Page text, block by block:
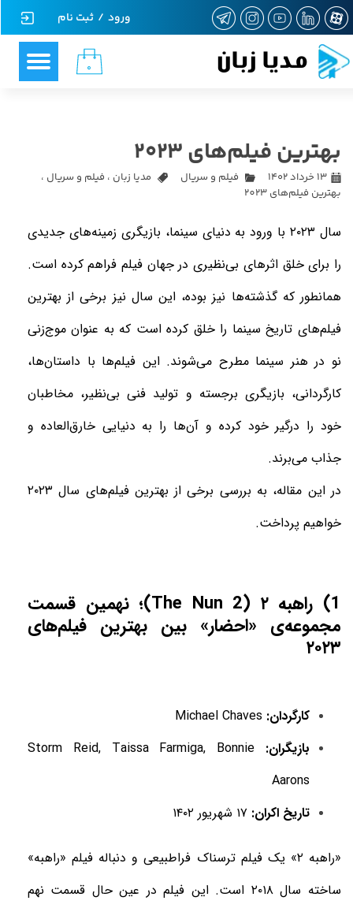
مدیا زبان ۰
ورود / ثبت نام
حساب کاربری من
تغییر گذر واژه
خروج از حساب کاربری
بهترین فیلم‌های ۲۰۲۳
۱۳ خرداد ۱۴۰۲ فیلم و سریال مدیا زبان ، فیلم و سریال ،
بهترین فیلم‌های 2023
سال ۲۰۲۳ با ورود به دنیای سینما، بازیگری زمینه‌های جدیدی
را برای خلق اثرهای بی‌نظیری در جهان فیلم فراهم کرده است.
همانطور که گذشته‌ها نیز بوده، این سال نیز برخی از بهترین
فیلم‌های تاریخ سینما را خلق کرده است که به عنوان موج‌زنی
نو در هنر سینما مطرح می‌شوند. این فیلم‌ها با داستان‌ها،
کارگردانی، بازیگری برجسته و تولید فنی بی‌نظیر، مخاطبان
خود را درگیر خود کرده و آن‌ها را به دنیایی خارق‌العاده و
جذاب می‌برند.
در این مقاله، به بررسی برخی از بهترین فیلم‌های سال ۲۰۲۳
خواهیم پرداخت.
1) راهبه ۲ (The Nun 2)؛ نهمین قسمت
مجموعه‌ی «احضار» بین بهترین فیلم‌های
۲۰۲۳
کارگردان:
بازیگران: Storm Reid, Taissa Farmiga, Bonnie
Aarons
تاریخ اکران: ۱۷ شهریور ۱۴۰۲
«راهبه ۲» یک فیلم ترسناک فراطبیعی و دنباله فیلم «راهبه»
ساخته سال ۲۰۱۸ است. این فیلم در عین حال قسمت نهم